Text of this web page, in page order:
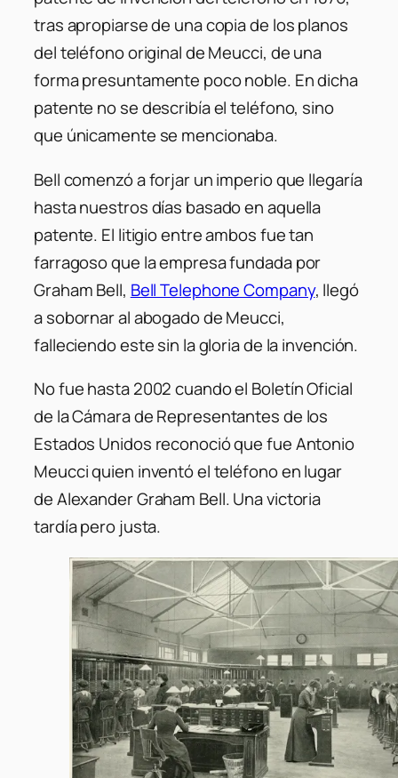
tras apropiarse de una copia de los planos
del teléfono original de Meucci, de una
forma presuntamente poco noble. En dicha
patente no se describía el teléfono, sino
que únicamente se mencionaba.
Bell comenzó a forjar un imperio que llegaría
hasta nuestros días basado en aquella
patente. El litigio entre ambos fue tan
farragoso que la empresa fundada por
Graham Bell, Bell Telephone Company, llegó
a sobornar al abogado de Meucci,
falleciendo este sin la gloria de la invención.
No fue hasta 2002 cuando el Boletín Oficial
de la Cámara de Representantes de los
Estados Unidos reconoció que fue Antonio
Meucci quien inventó el teléfono en lugar
de Alexander Graham Bell. Una victoria
tardía pero justa.